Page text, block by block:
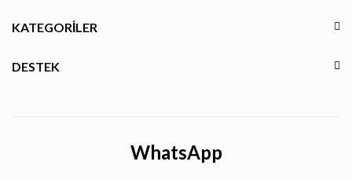
KATEGORILER
DESTEK
WhatsApp